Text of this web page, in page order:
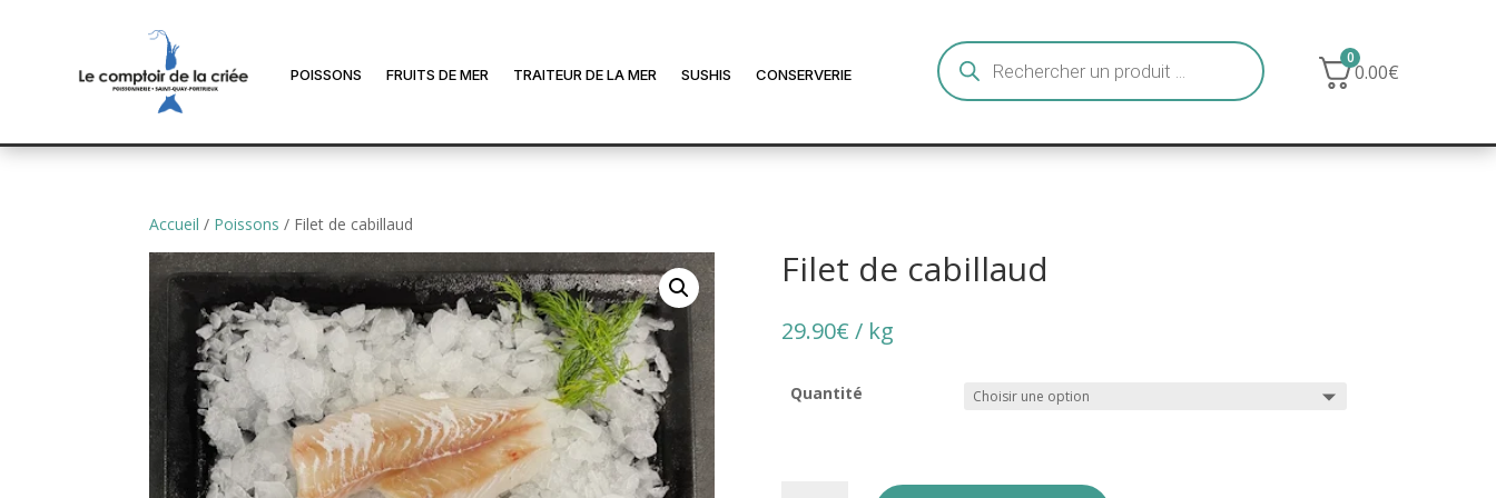
POISSONS FRUITS DE MER TRAITEUR DE LA MER SUSHIS CONSERVERIE
Recherche
de
produits
0
0.00€
Accueil / Poissons / Filet de cabillaud
Filet de cabillaud
29.90€ / kg
Quantité